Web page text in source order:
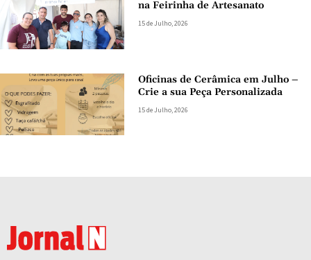
na Feirinha de Artesanato
15 de Julho, 2026
Oficinas de Cerâmica em Julho –
Crie a sua Peça Personalizada
15 de Julho, 2026